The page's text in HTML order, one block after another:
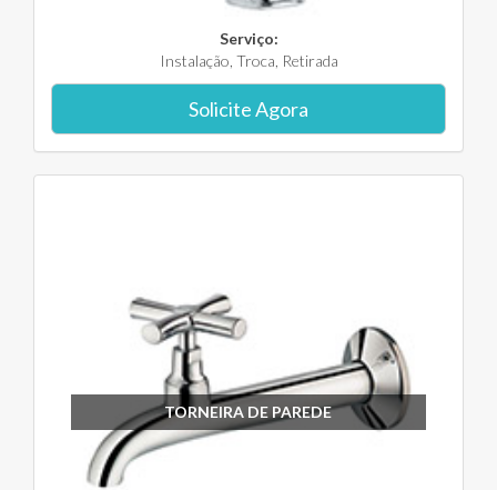
Serviço:
Instalação, Troca, Retirada
Solicite Agora
TORNEIRA DE PAREDE